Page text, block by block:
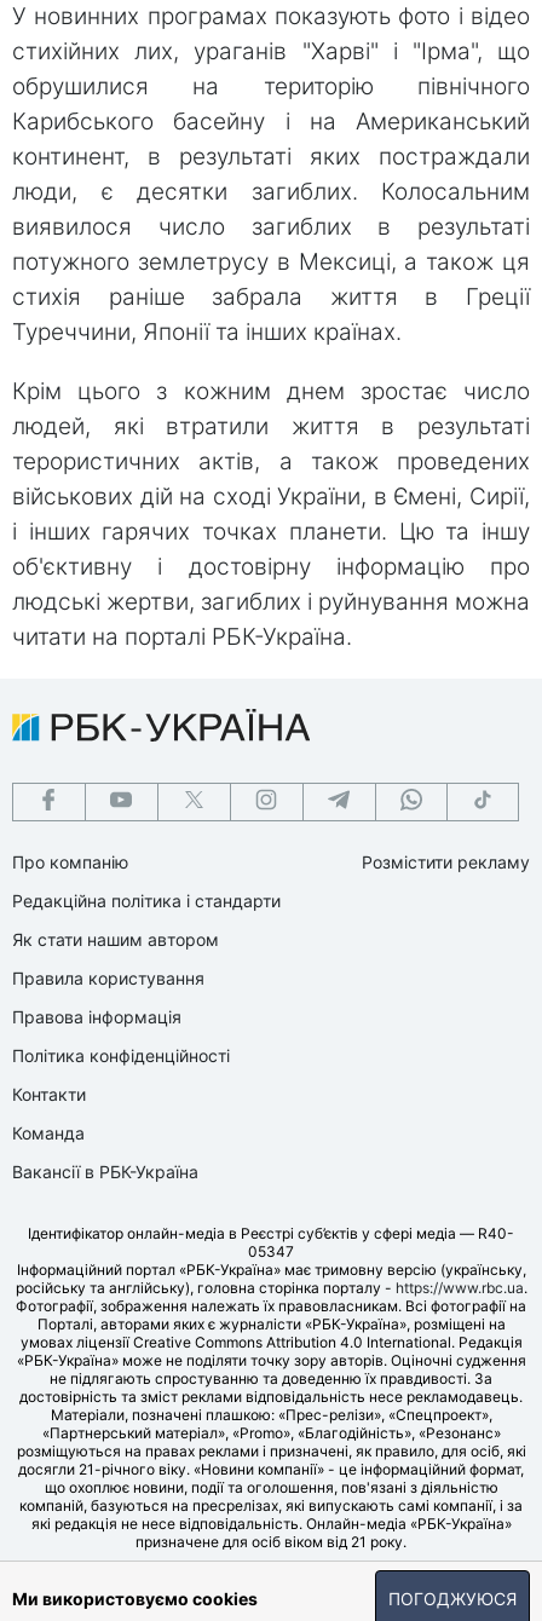
У новинних програмах показують фото і відео
стихійних лих, ураганів "Харві" і "Ірма", що
обрушилися на територію північного
Карибського басейну і на Американський
континент, в результаті яких постраждали
люди, є десятки загиблих. Колосальним
виявилося число загиблих в результаті
потужного землетрусу в Мексиці, а також ця
стихія раніше забрала життя в Греції
Туреччини, Японії та інших країнах.
Крім цього з кожним днем ​​зростає число
людей, які втратили життя в результаті
терористичних актів, а також проведених
військових дій на сході України, в Ємені, Сирії,
і інших гарячих точках планети. Цю та іншу
об'єктивну і достовірну інформацію про
людські жертви, загиблих і руйнування можна
читати на порталі РБК-Україна.
Про компанію
Редакційна політика і стандарти
Як стати нашим автором
Правила користування
Правова інформація
Політика конфіденційності
Контакти
Команда
Вакансії в РБК-Україна
Розмістити рекламу
Ідентифікатор онлайн-медіа в Реєстрі суб’єктів у сфері медіа — R40-
05347
Інформаційний портал «РБК-Україна» має тримовну версію (українську,
російську та англійську), головна сторінка порталу - https://www.rbc.ua.
Фотографії, зображення належать їх правовласникам. Всі фотографії на
Порталі, авторами яких є журналісти «РБК-Україна», розміщені на
умовах ліцензії Creative Commons Attribution 4.0 International. Редакція
«РБК-Україна» може не поділяти точку зору авторів. Оціночні судження
не підлягають спростуванню та доведенню їх правдивості. За
достовірність та зміст реклами відповідальність несе рекламодавець.
Матеріали, позначені плашкою: «Прес-релізи», «Спецпроект»,
«Партнерський матеріал», «Promo», «Благодійність», «Резонанс»
розміщуються на правах реклами і призначені, як правило, для осіб, які
досягли 21-річного віку. «Новини компанії» - це інформаційний формат,
що охоплює новини, події та оголошення, пов'язані з діяльністю
компаній, базуються на пресрелізах, які випускають самі компанії, і за
які редакція не несе відповідальність. Онлайн-медіа «РБК-Україна»
призначене для осіб віком від 21 року.
© LLC «UBT MEDIA», 2006-2026.
Ми використовуємо cookies ПОГОДЖУЮСЯ